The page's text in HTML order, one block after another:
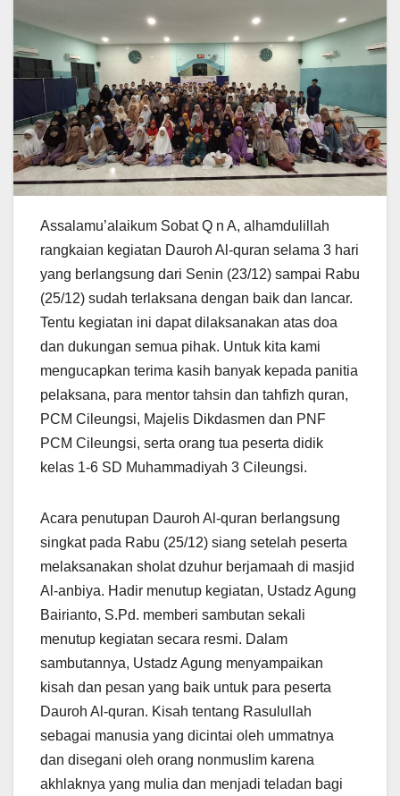
Assalamu’alaikum Sobat Q n A, alhamdulillah
rangkaian kegiatan Dauroh Al-quran selama 3 hari
yang berlangsung dari Senin (23/12) sampai Rabu
(25/12) sudah terlaksana dengan baik dan lancar.
Tentu kegiatan ini dapat dilaksanakan atas doa
dan dukungan semua pihak. Untuk kita kami
mengucapkan terima kasih banyak kepada panitia
pelaksana, para mentor tahsin dan tahfizh quran,
PCM Cileungsi, Majelis Dikdasmen dan PNF
PCM Cileungsi, serta orang tua peserta didik
kelas 1-6 SD Muhammadiyah 3 Cileungsi.
Acara penutupan Dauroh Al-quran berlangsung
singkat pada Rabu (25/12) siang setelah peserta
melaksanakan sholat dzuhur berjamaah di masjid
Al-anbiya. Hadir menutup kegiatan, Ustadz Agung
Bairianto, S.Pd. memberi sambutan sekali
menutup kegiatan secara resmi. Dalam
sambutannya, Ustadz Agung menyampaikan
kisah dan pesan yang baik untuk para peserta
Dauroh Al-quran. Kisah tentang Rasulullah
sebagai manusia yang dicintai oleh ummatnya
dan disegani oleh orang nonmuslim karena
akhlaknya yang mulia dan menjadi teladan bagi